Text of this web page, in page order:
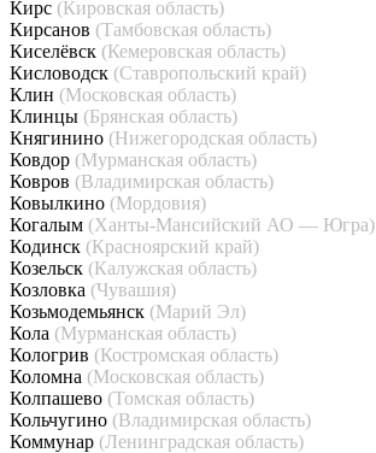
Кирс (Кировская область)
Кирсанов (Тамбовская область)
Киселёвск (Кемеровская область)
Кисловодск (Ставропольский край)
Клин (Московская область)
Клинцы (Брянская область)
Княгинино (Нижегородская область)
Ковдор (Мурманская область)
Ковров (Владимирская область)
Ковылкино (Мордовия)
Когалым (Ханты-Мансийский АО — Югра)
Кодинск (Красноярский край)
Козельск (Калужская область)
Козловка (Чувашия)
Козьмодемьянск (Марий Эл)
Кола (Мурманская область)
Кологрив (Костромская область)
Коломна (Московская область)
Колпашево (Томская область)
Кольчугино (Владимирская область)
Коммунар (Ленинградская область)